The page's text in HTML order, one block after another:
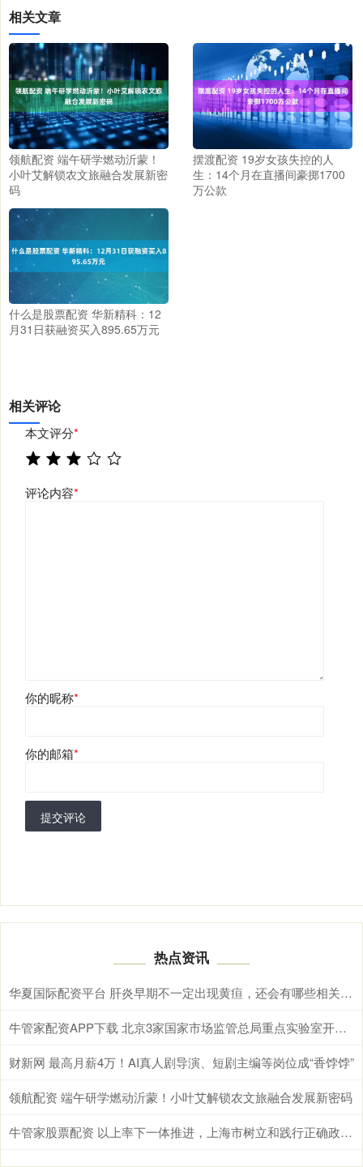
相关文章
领航配资 端午研学燃动沂蒙！
小叶艾解锁农文旅融合发展新密
码
摆渡配资 19岁女孩失控的人
生：14个月在直播间豪掷1700
万公款
什么是股票配资 华新精科：12
月31日获融资买入895.65万元
相关评论
本文评分*
评论内容*
你的昵称*
你的邮箱*
提交评论
热点资讯
华夏国际配资平台 肝炎早期不一定出现黄疸，还会有哪些相关表现
牛管家配资APP下载 北京3家国家市场监管总局重点实验室开放课题基金，最高资助20万元
财新网 最高月薪4万！AI真人剧导演、短剧主编等岗位成“香饽饽”
领航配资 端午研学燃动沂蒙！小叶艾解锁农文旅融合发展新密码
牛管家股票配资 以上率下一体推进，上海市树立和践行正确政绩观学习教育实现良好开局